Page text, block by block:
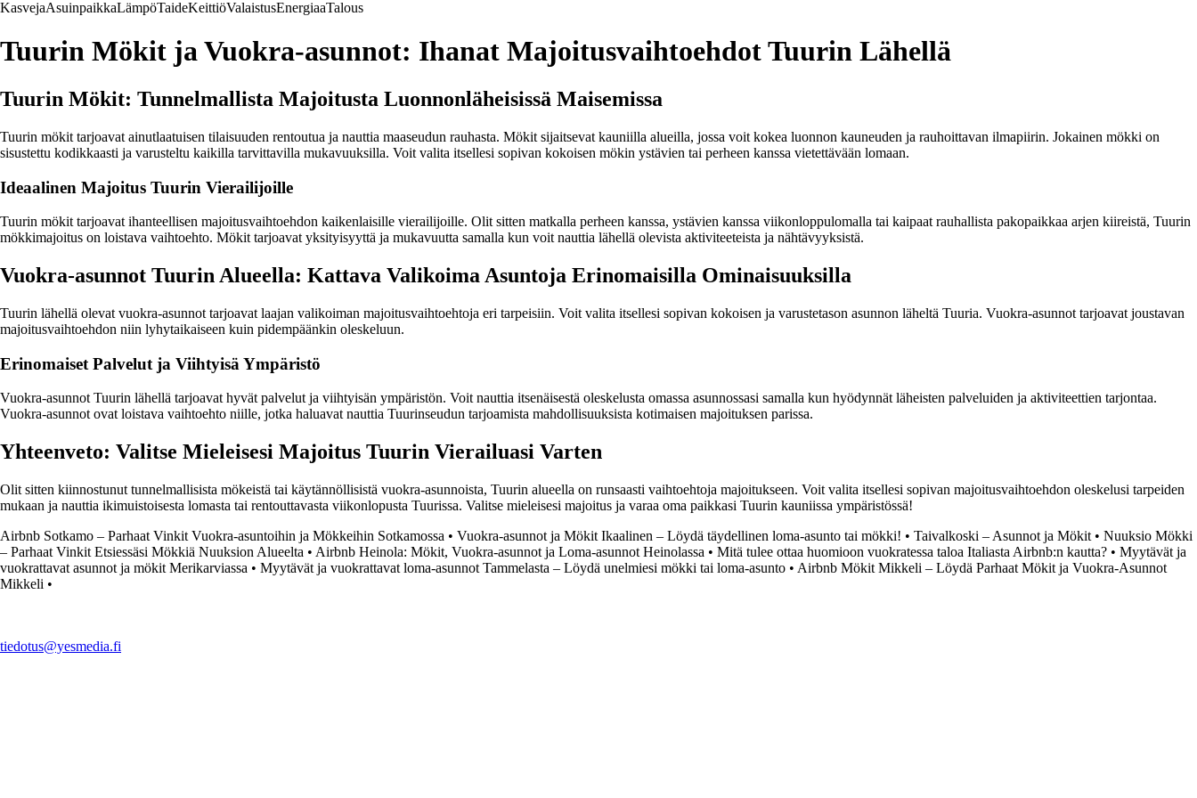
KasvejaAsuinpaikkaLämpöTaideKeittiöValaistusEnergiaaTalous
Tuurin Mökit ja Vuokra-asunnot: Ihanat Majoitusvaihtoehdot Tuurin Lähellä
Tuurin Mökit: Tunnelmallista Majoitusta Luonnonläheisissä Maisemissa
Tuurin mökit tarjoavat ainutlaatuisen tilaisuuden rentoutua ja nauttia maaseudun rauhasta. Mökit sijaitsevat kauniilla alueilla, jossa voit kokea luonnon kauneuden ja rauhoittavan ilmapiirin. Jokainen mökki on
sisustettu kodikkaasti ja varusteltu kaikilla tarvittavilla mukavuuksilla. Voit valita itsellesi sopivan kokoisen mökin ystävien tai perheen kanssa vietettävään lomaan.
Ideaalinen Majoitus Tuurin Vierailijoille
Tuurin mökit tarjoavat ihanteellisen majoitusvaihtoehdon kaikenlaisille vierailijoille. Olit sitten matkalla perheen kanssa, ystävien kanssa viikonloppulomalla tai kaipaat rauhallista pakopaikkaa arjen kiireistä, Tuurin
mökkimajoitus on loistava vaihtoehto. Mökit tarjoavat yksityisyyttä ja mukavuutta samalla kun voit nauttia lähellä olevista aktiviteeteista ja nähtävyyksistä.
Vuokra-asunnot Tuurin Alueella: Kattava Valikoima Asuntoja Erinomaisilla Ominaisuuksilla
Tuurin lähellä olevat vuokra-asunnot tarjoavat laajan valikoiman majoitusvaihtoehtoja eri tarpeisiin. Voit valita itsellesi sopivan kokoisen ja varustetason asunnon läheltä Tuuria. Vuokra-asunnot tarjoavat joustavan
majoitusvaihtoehdon niin lyhytaikaiseen kuin pidempäänkin oleskeluun.
Erinomaiset Palvelut ja Viihtyisä Ympäristö
Vuokra-asunnot Tuurin lähellä tarjoavat hyvät palvelut ja viihtyisän ympäristön. Voit nauttia itsenäisestä oleskelusta omassa asunnossasi samalla kun hyödynnät läheisten palveluiden ja aktiviteettien tarjontaa.
Vuokra-asunnot ovat loistava vaihtoehto niille, jotka haluavat nauttia Tuurinseudun tarjoamista mahdollisuuksista kotimaisen majoituksen parissa.
Yhteenveto: Valitse Mieleisesi Majoitus Tuurin Vierailuasi Varten
Olit sitten kiinnostunut tunnelmallisista mökeistä tai käytännöllisistä vuokra-asunnoista, Tuurin alueella on runsaasti vaihtoehtoja majoitukseen. Voit valita itsellesi sopivan majoitusvaihtoehdon oleskelusi tarpeiden
mukaan ja nauttia ikimuistoisesta lomasta tai rentouttavasta viikonlopusta Tuurissa. Valitse mieleisesi majoitus ja varaa oma paikkasi Tuurin kauniissa ympäristössä!
Airbnb Sotkamo – Parhaat Vinkit Vuokra-asuntoihin ja Mökkeihin Sotkamossa • Vuokra-asunnot ja Mökit Ikaalinen – Löydä täydellinen loma-asunto tai mökki! • Taivalkoski – Asunnot ja Mökit • Nuuksio Mökki
– Parhaat Vinkit Etsiessäsi Mökkiä Nuuksion Alueelta • Airbnb Heinola: Mökit, Vuokra-asunnot ja Loma-asunnot Heinolassa • Mitä tulee ottaa huomioon vuokratessa taloa Italiasta Airbnb:n kautta? • Myytävät ja
vuokrattavat asunnot ja mökit Merikarviassa • Myytävät ja vuokrattavat loma-asunnot Tammelasta – Löydä unelmiesi mökki tai loma-asunto • Airbnb Mökit Mikkeli – Löydä Parhaat Mökit ja Vuokra-Asunnot
Mikkeli •
tiedotus@yesmedia.fi